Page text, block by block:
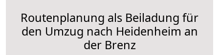
Routenplanung als Beiladung für
den Umzug nach Heidenheim an
der Brenz